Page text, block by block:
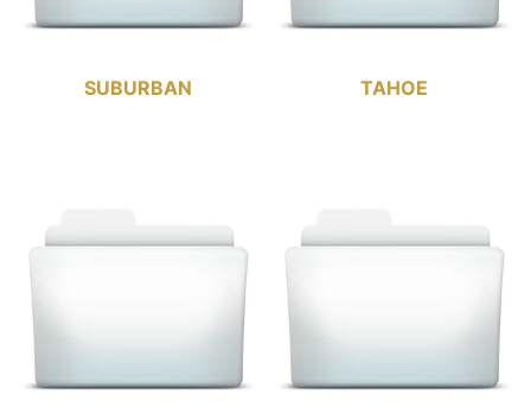
SUBURBAN TAHOE